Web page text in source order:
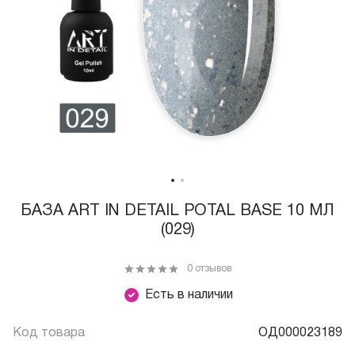
БАЗА ART IN DETAIL POTAL BASE 10 МЛ
(029)
Есть в наличии
0 отзывов
Код товара ОД000023189